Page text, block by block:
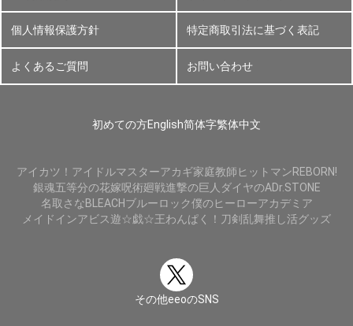
個人情報保護方針 特定商取引法に基づく表記
よくあるご質問 お問い合わせ
初めての方English简体字繁体中文
アイカツ！ アイドルマスターアカギ家庭教師ヒットマンREBORN!
銀魂五等分の花嫁呪術廻戦進撃の巨人 ダイヤのADr.STONE
名取さなBLEACHブルーロック僕のヒーローアカデミア
メイドインアビス遊☆戯☆王わんぱく！刀剣乱舞推し活グッズ
その他eeoのSNS